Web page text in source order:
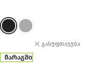
გასუფთავება
მარაგში